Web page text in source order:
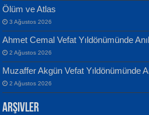
EKREM KARABABA
İsmail Aydos
İnkisar...
Ölüm ve Atlas
3 Ağustos 2026
Ahmet Cemal Vefat Yıldönümünde
2 Ağustos 2026
Muzaffer Akgün Vefat Yıldönümünde
2 Ağustos 2026
Arşivler